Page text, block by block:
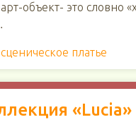
объект- это словно
сценическое платье
«Lucia»